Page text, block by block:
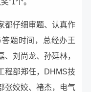
”1个。
都仔细审题、认真作
题时间，总经办王
刘尚龙、孙廷林，
程部郑任，DHMS技
张姣姣、褚杰，电气